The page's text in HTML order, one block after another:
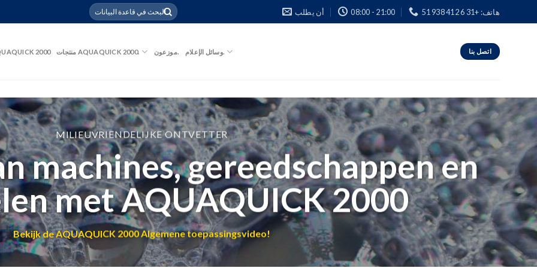
أن يطلب 08:00 - 21:00 هاتف: +31 6 412 938 51
2000 منتجات AQUAQUICK 2000. موزعون. وسائل الإعلام. اتصل بنا
MILIEUVRIENDELIJKE ONTVETTER
machines, gereedschappen en
met AQUAQUICK 2000
Bekijk de AQUAQUICK 2000 Algemene toepassingsvideo!